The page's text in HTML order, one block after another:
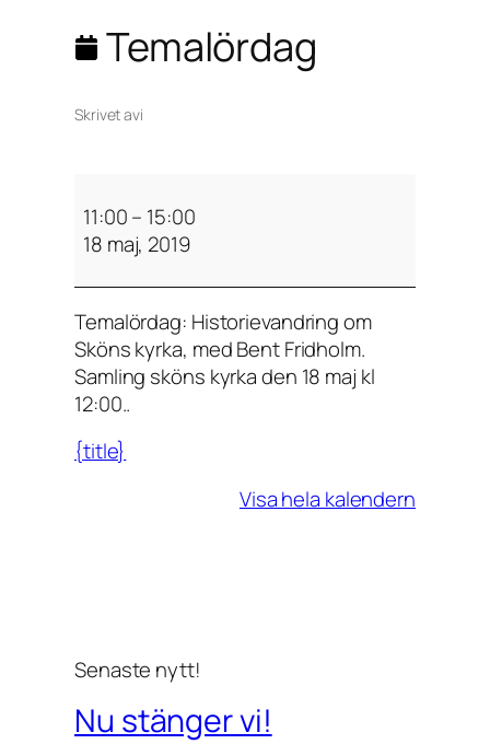
Temalördag
Skrivet avi
e
m
l
ö
r
d
a
11:00– 15:00
18 maj, 2019
Temalördag: Historievandring om
Sköns kyrka, med Bent Fridholm.
Samling sköns kyrka den 18 maj kl
12:00..
{title}
Visa hela kalendern
Senaste nytt!
Nu stänger vi!